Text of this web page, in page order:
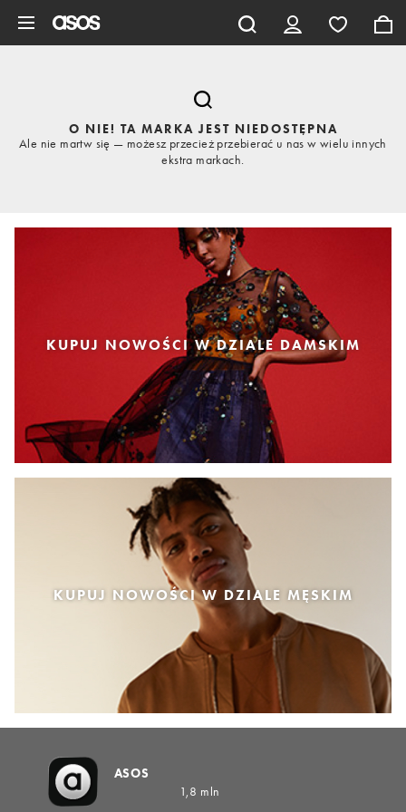
O NIE! TA MARKA JEST NIEDOSTĘPNA
Ale nie martw się — możesz przecież przebierać u nas w wielu innych
ekstra markach.
KUPUJ NOWOŚCI W DZIALE DAMSKIM
KUPUJ NOWOŚCI W DZIALE MĘSKIM
ASOS
1,8 mln